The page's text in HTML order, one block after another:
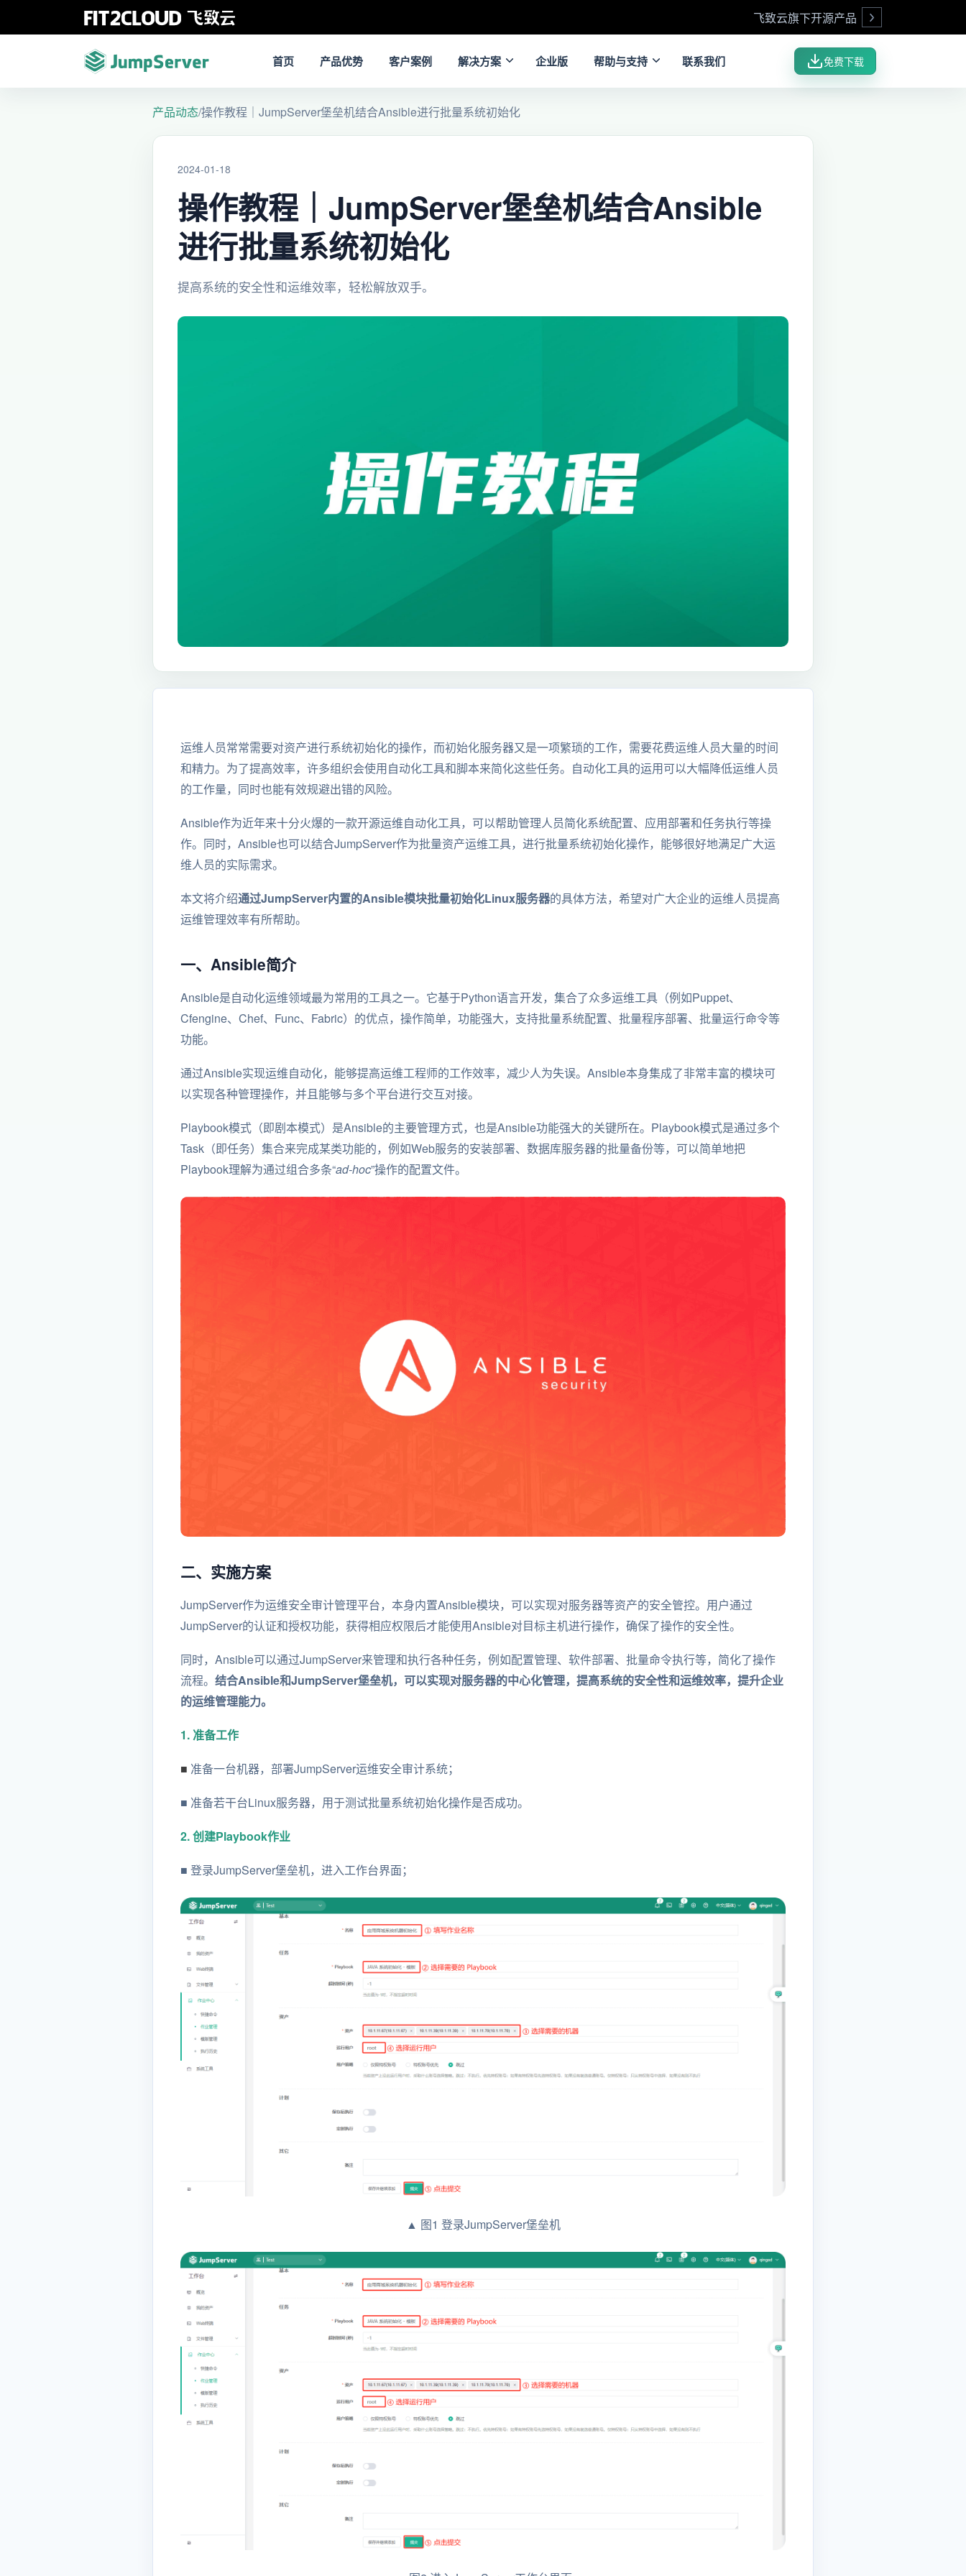
飞致云旗下开源产品 Open
首页 产品优势 客户案例 解决方案 企业版 帮助与支持 联系我们 免费下载
产品动态/操作教程｜JumpServer堡垒机结合Ansible进行批量系统初始化
2024-01-18
操作教程｜JumpServer堡垒机结合Ansible
进行批量系统初始化
提高系统的安全性和运维效率，轻松解放双手。
运维人员常常需要对资产进行系统初始化的操作，而初始化服务器又是一项繁琐的工作，需要花费运维人员大量的时间
和精力。为了提高效率，许多组织会使用自动化工具和脚本来简化这些任务。自动化工具的运用可以大幅降低运维人员
的工作量，同时也能有效规避出错的风险。
Ansible作为近年来十分火爆的一款开源运维自动化工具，可以帮助管理人员简化系统配置、应用部署和任务执行等操
作。同时，Ansible也可以结合JumpServer作为批量资产运维工具，进行批量系统初始化操作，能够很好地满足广大运
维人员的实际需求。
本文将介绍通过JumpServer内置的Ansible模块批量初始化Linux服务器的具体方法，希望对广大企业的运维人员提高
运维管理效率有所帮助。
一、Ansible简介
Ansible是自动化运维领域最为常用的工具之一。它基于Python语言开发，集合了众多运维工具（例如Puppet、
Cfengine、Chef、Func、Fabric）的优点，操作简单，功能强大，支持批量系统配置、批量程序部署、批量运行命令等
功能。
通过Ansible实现运维自动化，能够提高运维工程师的工作效率，减少人为失误。Ansible本身集成了非常丰富的模块可
以实现各种管理操作，并且能够与多个平台进行交互对接。
Playbook模式（即剧本模式）是Ansible的主要管理方式，也是Ansible功能强大的关键所在。Playbook模式是通过多个
Task（即任务）集合来完成某类功能的，例如Web服务的安装部署、数据库服务器的批量备份等，可以简单地把
Playbook理解为通过组合多条“ad-hoc”操作的配置文件。
二、实施方案
JumpServer作为运维安全审计管理平台，本身内置Ansible模块，可以实现对服务器等资产的安全管控。用户通过
JumpServer的认证和授权功能，获得相应权限后才能使用Ansible对目标主机进行操作，确保了操作的安全性。
同时，Ansible可以通过JumpServer来管理和执行各种任务，例如配置管理、软件部署、批量命令执行等，简化了操作
流程。 结合Ansible和JumpServer堡垒机，可以实现对服务器的中心化管理，提高系统的安全性和运维效率，提升企业
的运维管理能力。
1. 准备工作
■ 准备一台机器，部署JumpServer运维安全审计系统；
■ 准备若干台Linux服务器，用于测试批量系统初始化操作是否成功。
2. 创建Playbook作业
■ 登录JumpServer堡垒机，进入工作台界面；
▲ 图1 登录JumpServer堡垒机